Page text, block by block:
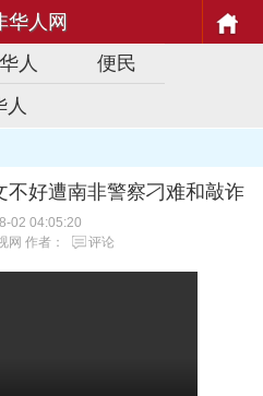
华人网
华人
便民
人
不好遭南非警察刁难和敲诈
02 04:05:20
网 作者： 评论